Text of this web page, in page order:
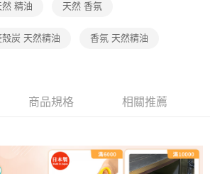
股份有限公司」（以下簡稱本公司）所提供，讓
後，依約使用本公司帳單繳交帳款。
然 精油 天然 香氛
殼炭 天然精油 香氛 天然精油
商品規格 相關推薦